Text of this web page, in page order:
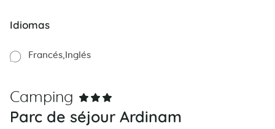
Idiomas
Francés Inglés
Camping
Parc de séjour Ardinam